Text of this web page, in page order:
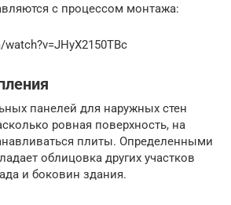
с процессом монтажа:
панелей для наружных стен
ровная поверхность, на
плиты. Определенными
облицовка других участков
и боковин здания.